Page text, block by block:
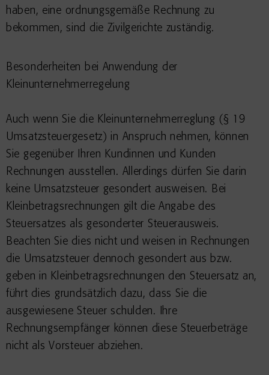
haben, eine ordnungsgemäße Rechnung zu
bekommen, sind die Zivilgerichte zuständig.
Besonderheiten bei Anwendung der
Kleinunternehmerregelung
Auch wenn Sie die Kleinunternehmerreglung (§ 19
Umsatzsteuergesetz) in Anspruch nehmen, können
Sie gegenüber Ihren Kundinnen und Kunden
Rechnungen ausstellen. Allerdings dürfen Sie darin
keine Umsatzsteuer gesondert ausweisen. Bei
Kleinbetragsrechnungen gilt die Angabe des
Steuersatzes als gesonderter Steuerausweis.
Beachten Sie dies nicht und weisen in Rechnungen
die Umsatzsteuer dennoch gesondert aus bzw.
geben in Kleinbetragsrechnungen den Steuersatz an,
führt dies grundsätzlich dazu, dass Sie die
ausgewiesene Steuer schulden. Ihre
Rechnungsempfänger können diese Steuerbeträge
nicht als Vorsteuer abziehen.